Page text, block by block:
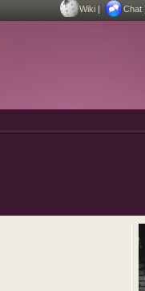
Wiki | Chat